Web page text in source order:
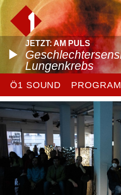
JETZT: AM PULS
Lungenkrebs
Ö1 SOUND